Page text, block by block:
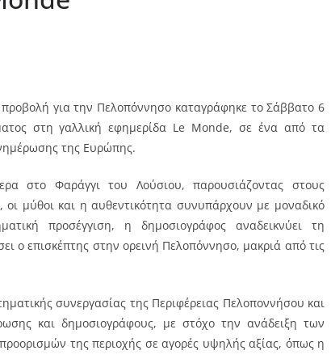
για την Πελοπόννησο καταγράφηκε το Σάββατο 6
στη γαλλική εφημερίδα Le Monde, σε ένα από τα
της Ευρώπης.
στο Φαράγγι του Λούσιου, παρουσιάζοντας στους
μύθοι και η αυθεντικότητα συνυπάρχουν με μοναδικό
προσέγγιση, η δημοσιογράφος αναδεικνύει τη
ο επισκέπτης στην ορεινή Πελοπόννησο, μακριά από τις
συνεργασίας της Περιφέρειας Πελοποννήσου και
και δημοσιογράφους, με στόχο την ανάδειξη των
της περιοχής σε αγορές υψηλής αξίας, όπως η